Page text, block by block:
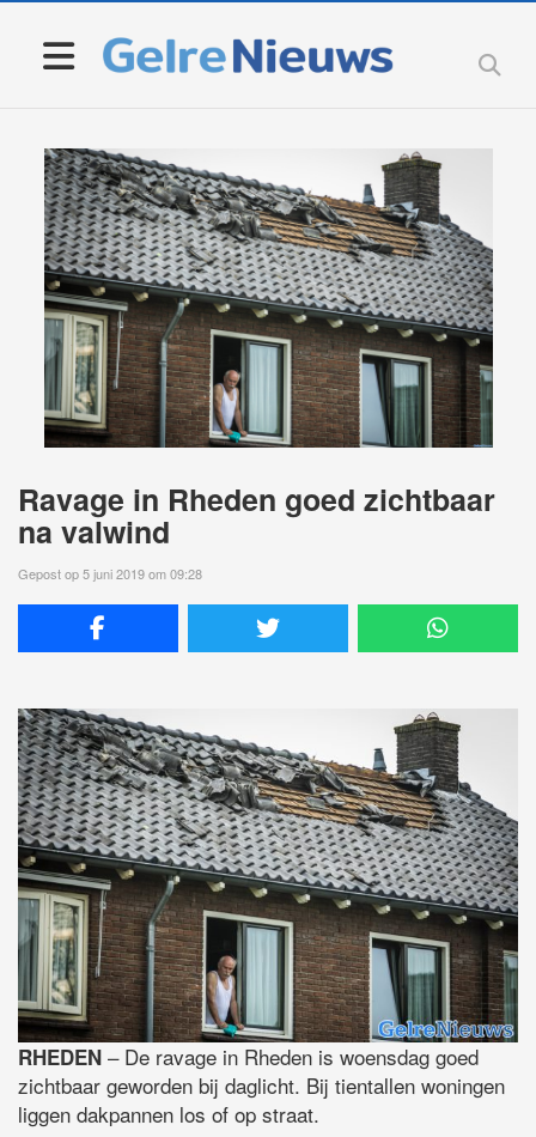
Ravage in Rheden goed zichtbaar
na valwind
Gepost op 5 juni 2019 om 09:28
RHEDEN – De ravage in Rheden is woensdag goed
zichtbaar geworden bij daglicht. Bij tientallen woningen
liggen dakpannen los of op straat.